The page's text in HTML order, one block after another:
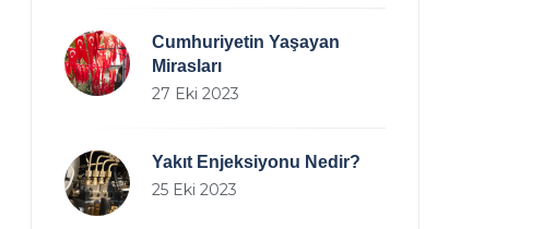
Cumhuriyetin Yaşayan
Mirasları
27 Eki 2023
Yakıt Enjeksiyonu Nedir?
25 Eki 2023